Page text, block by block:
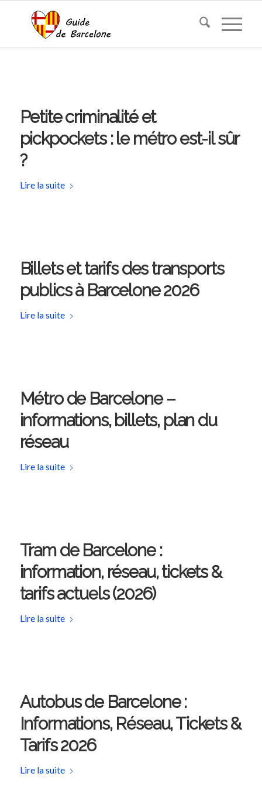
Petite criminalité et
pickpockets : le métro est-il sûr
?
Lire la suite
Billets et tarifs des transports
publics à Barcelone 2026
Lire la suite
Métro de Barcelone –
informations, billets, plan du
réseau
Lire la suite
Tram de Barcelone :
information, réseau, tickets &
tarifs actuels (2026)
Lire la suite
Autobus de Barcelone :
Informations, Réseau, Tickets &
Tarifs 2026
Lire la suite